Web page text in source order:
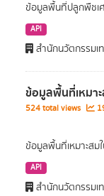
ข้อมูลพื้นที่ปลูกพืชเ
API
สำนักนวัตกรรมเ
ข้อมูลพื้นที่เหมา
524 total views
ข้อมูลพื้นที่เหมาะสม
API
สำนักนวัตกรรมเ